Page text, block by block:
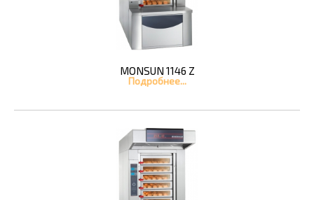
MONSUN 1146 Z
Подробнее...